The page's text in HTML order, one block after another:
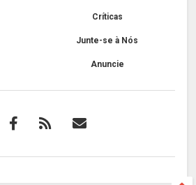
Críticas
Junte-se à Nós
Anuncie